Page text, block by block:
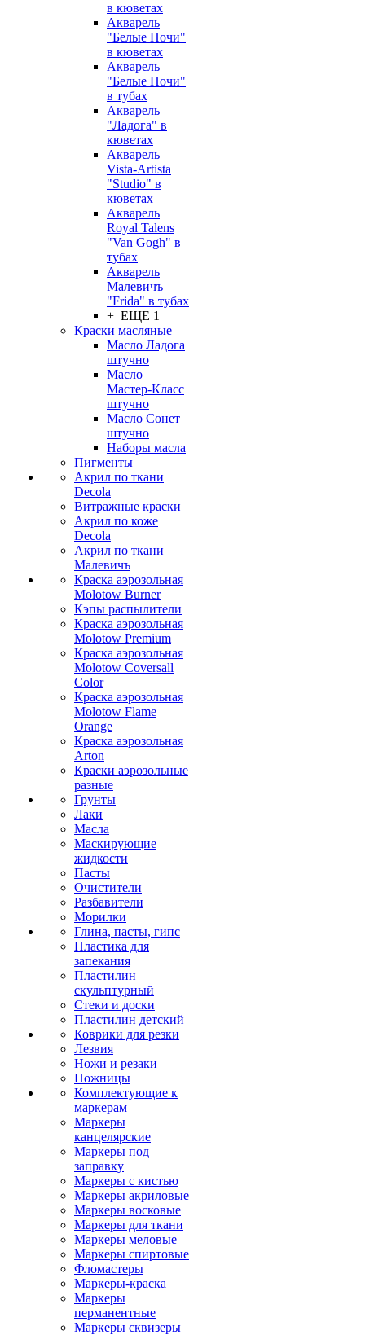
в кюветах
Акварель
"Белые Ночи"
в кюветах
Акварель
"Белые Ночи"
в тубах
Акварель
"Ладога" в
кюветах
Акварель
Vista-Artista
"Studio" в
кюветах
Акварель
Royal Talens
"Van Gogh" в
тубах
Акварель
Малевичъ
"Frida" в тубах
+ ЕЩЕ 1
Краски масляные
Масло Ладога
штучно
Масло
Мастер-Класс
штучно
Масло Сонет
штучно
Наборы масла
Пигменты
Акрил по ткани
Decola
Витражные краски
Акрил по коже
Decola
Акрил по ткани
Малевичъ
Краска аэрозольная
Molotow Burner
Кэпы распылители
Краска аэрозольная
Molotow Premium
Краска аэрозольная
Molotow Coversall
Color
Краска аэрозольная
Molotow Flame
Orange
Краска аэрозольная
Arton
Краски аэрозольные
разные
Грунты
Лаки
Масла
Маскирующие
жидкости
Пасты
Очистители
Разбавители
Морилки
Глина, пасты, гипс
Пластика для
запекания
Пластилин
скульптурный
Стеки и доски
Пластилин детский
Коврики для резки
Лезвия
Ножи и резаки
Ножницы
Комплектующие к
маркерам
Маркеры
канцелярские
Маркеры под
заправку
Маркеры с кистью
Маркеры акриловые
Маркеры восковые
Маркеры для ткани
Маркеры меловые
Маркеры спиртовые
Фломастеры
Маркеры-краска
Маркеры
перманентные
Маркеры сквизеры